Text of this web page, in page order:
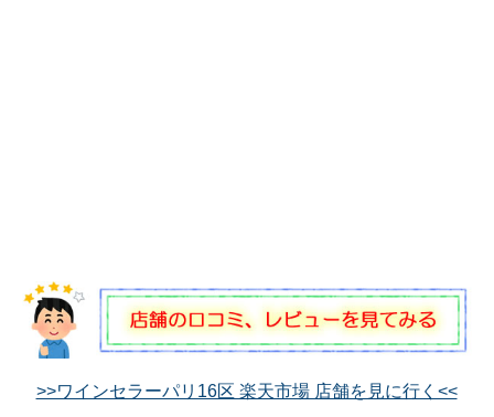
>>ワインセラーパリ16区 楽天市場 店舗を見に行く<<